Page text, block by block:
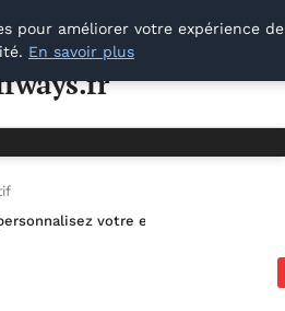
votre expérience de
pour améliorer votre expérience
En savoir plus